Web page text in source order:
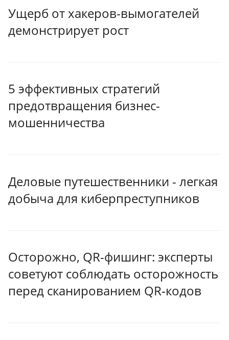
Ущерб от хакеров-вымогателей
демонстрирует рост
5 эффективных стратегий
предотвращения бизнес-
мошенничества
Деловые путешественники - легкая
добыча для киберпреступников
Осторожно, QR-фишинг: эксперты
советуют соблюдать осторожность
перед сканированием QR-кодов